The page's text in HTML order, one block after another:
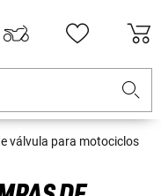
válvula para motociclos